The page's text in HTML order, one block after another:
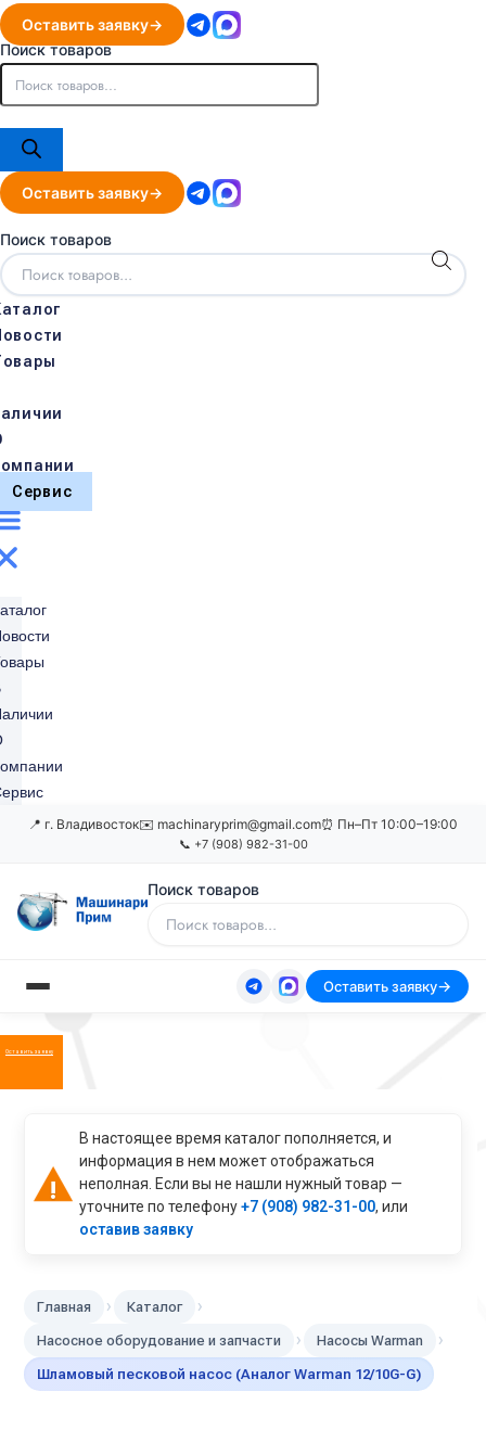
Оставить заявку
Поиск товаров
Оставить заявку
Поиск товаров
Сервис
📍 г. Владивосток✉️ machinaryprim@gmail.com⏰ Пн–Пт 10:00–19:00
📞 +7 (908) 982-31-00
Поиск товаров
Оставить заявку
Оставить заявку
В настоящее время каталог пополняется, и
информация в нем может отображаться
неполная. Если вы не нашли нужный товар —
уточните по телефону+7 (908) 982-31-00, или
оставив заявку
Главная › Каталог ›
Насосное оборудование и запчасти › Насосы Warman ›
Шламовый песковой насос (Аналог Warman 12/10G-G)